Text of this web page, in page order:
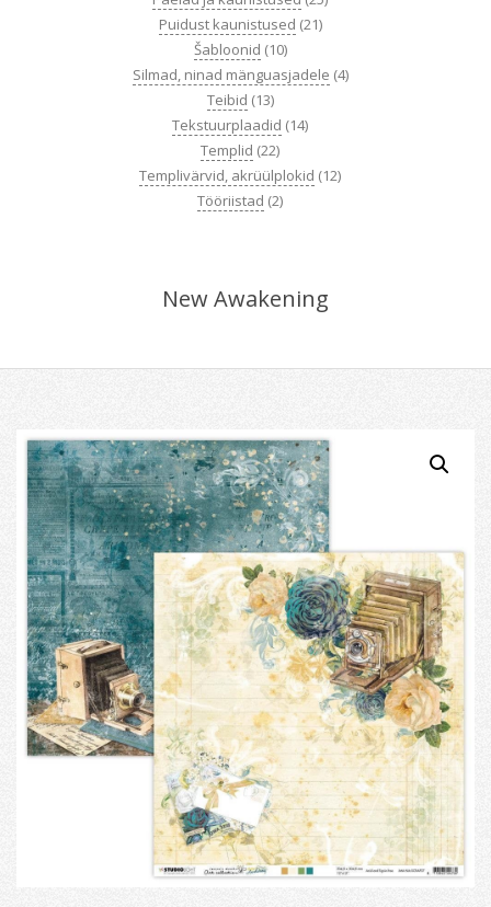
Puidust kaunistused (21)
Šabloonid (10)
Silmad, ninad mänguasjadele (4)
Teibid (13)
Tekstuurplaadid (14)
Templid (22)
Templivärvid, akrüülplokid (12)
Tööriistad (2)
New Awakening